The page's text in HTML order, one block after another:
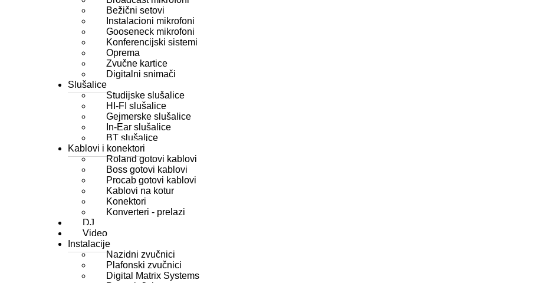
Bežični setovi
Instalacioni mikrofoni
Gooseneck mikrofoni
Konferencijski sistemi
Oprema
Zvučne kartice
Digitalni snimači
Slušalice
Studijske slušalice
HI-FI slušalice
Gejmerske slušalice
In-Ear slušalice
BT slušalice
Kablovi i konektori
Roland gotovi kablovi
Boss gotovi kablovi
Procab gotovi kablovi
Kablovi na kotur
Konektori
Konverteri - prelazi
DJ
Video
Instalacije
Nazidni zvučnici
Plafonski zvučnici
Digital Matrix Systems